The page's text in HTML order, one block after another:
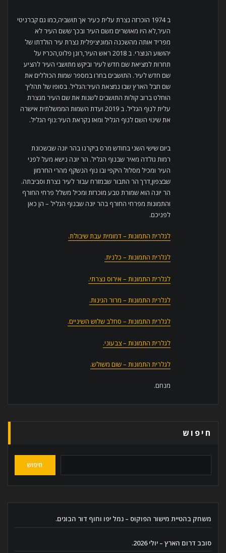
ב 1974 הוכרזה נצרת עלית כעיר אך תושביה,כמו גם קברניטי
העיר,לא היו מאושרים משם העיר ובכך ששם העיר לא
מפריד אותה מהשכנה המוניציפלית נצרת עיר הולדתו של
יהושוע הנוצרי. ב 2018 ראש העיר,רונן פלוט,הכריז על
תחרות למציאת שם חדש לעיר וביקש מתושבי העיר להציע
שם חדש לעיר. התושבים בחרו במספר שמות הכוללים את
שם חבל הארץ שבו נמצאת העיר:הגליל. בסופו של תהליך
הוחלט ברוב קולות התושבים לשנות את שם העיר מנצרת
עלית לנוף הגליל. ב 2019 ועדת השמות הממשלתית אישרה
את שינוי השם לנוף הגליל ומאז נקראת העיר:נוף הגליל.
ביום שישי השני בחודש מרס ביקרנו בהר יונה שבשכונת
רמות גולדה מאיר שבנוף הגליל. הר יונה נישא מעל לפני
העיר ומכיל מסלול היקפי ובו נוף הנשקף מהרי החרמון
שבצפון,דרך הר התבור שבמזרח עבור לעיר נצרת וסביבתה.
הר יונה הוא שמורת טבע מוכרזת ומכיל משלל פרחי החורף
והתמונות מפרחי החורף בהר יונה שבנוף הגליל – הן כאן
לפניכם.
לגלרית התמונות – דמומית עבת שיבולת.
לגלרית התמונות – כלנית.
לגלרית התמונות – אירוס נצרתי.
לגלרית התמונות – מרור הגינות.
לגלרית התמונות – סחלב שלוש השיניים.
לגלרית התמונות – צבעוני.
לגלרית התמונות – שום משולש.
מנחם.
חיפוש
חיפוש
משחק בהטיית מישור הפוקוס – נמל יפו וחוף דור הבונים.
סובב דרום הארץ – יולי 2026.